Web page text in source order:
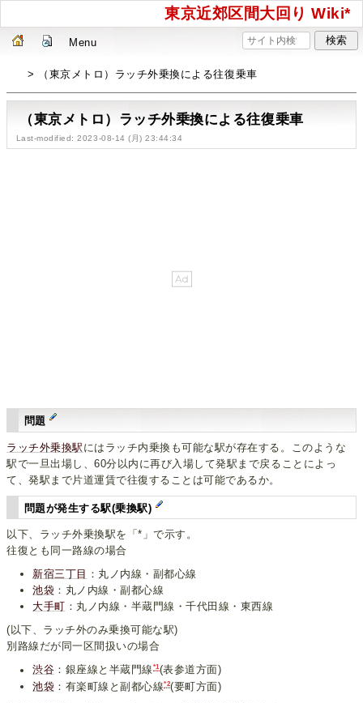
東京近郊区間大回り Wiki*
Menu
> （東京メトロ）ラッチ外乗換による往復乗車
（東京メトロ）ラッチ外乗換による往復乗車
Last-modified: 2023-08-14 (月) 23:44:34
問題
ラッチ外乗換駅 にはラッチ内乗換も可能な駅が存在する。このような
駅で一旦出場し、60分以内に再び入場して発駅まで戻ることによっ
て、発駅まで片道運賃で往復することは可能であるか。
問題が発生する駅(乗換駅)
以下、ラッチ外乗換駅を「*」で示す。
往復とも同一路線の場合
新宿三丁目 ：丸ノ内線・副都心線
池袋 ：丸ノ内線・副都心線
大手町 ：丸ノ内線・半蔵門線・千代田線・東西線
(以下、ラッチ外のみ乗換可能な駅)
別路線だが同一区間扱いの場合
渋谷 ：銀座線と半蔵門線 *1(表参道方面)
池袋 ：有楽町線と副都心線*2(要町方面)